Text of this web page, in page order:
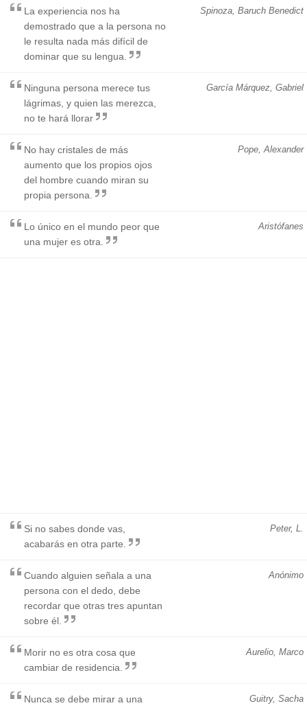
Spinoza, Baruch Benedict
La experiencia nos ha
demostrado que a la persona no
le resulta nada más difícil de
dominar que su lengua.
García Márquez, Gabriel
Ninguna persona merece tus
lágrimas, y quien las merezca,
no te hará llorar
Pope, Alexander
No hay cristales de más
aumento que los propios ojos
del hombre cuando miran su
propia persona.
Aristófanes
Lo único en el mundo peor que
una mujer es otra.
Peter, L.
Si no sabes donde vas,
acabarás en otra parte.
Anónimo
Cuando alguien señala a una
persona con el dedo, debe
recordar que otras tres apuntan
sobre él.
Aurelio, Marco
Morir no es otra cosa que
cambiar de residencia.
Guitry, Sacha
Nunca se debe mirar a una